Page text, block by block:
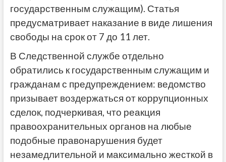
государственным служащим). Статья
предусматривает наказание в виде лишения
свободы на срок от 7 до 11 лет.
В Следственной службе отдельно
обратились к государственным служащим и
гражданам с предупреждением: ведомство
призывает воздержаться от коррупционных
сделок, подчеркивая, что реакция
правоохранительных органов на любые
подобные правонарушения будет
незамедлительной и максимально жесткой в